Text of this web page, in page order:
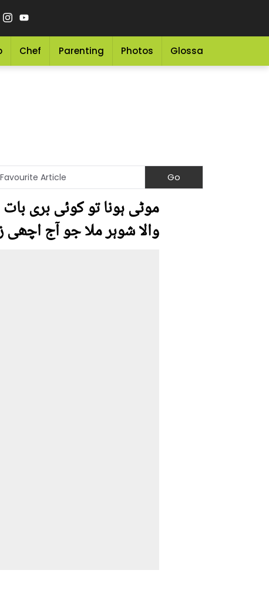
Chef Parenting Photos Glossary
موٹی ہونا تو کوئی بری
والا شوہر ملا جو آج اچھی